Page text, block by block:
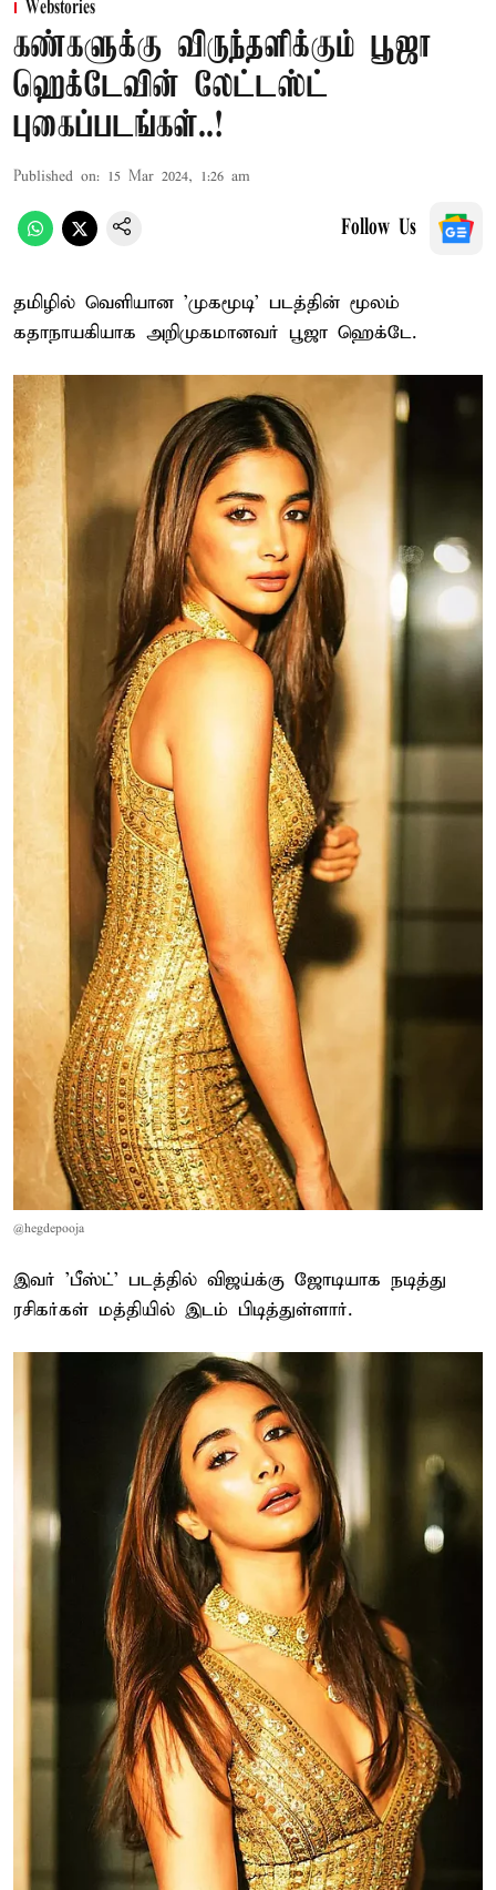
Webstories
கண்களுக்கு விருந்தளிக்கும் பூஜா
ஹெக்டேவின் லேட்டஸ்ட்
புகைப்படங்கள்..!
Published on: 15 Mar 2024, 1:26 am
Follow Us
தமிழில் வெளியான 'முகமூடி' படத்தின் மூலம்
கதாநாயகியாக அறிமுகமானவர் பூஜா ஹெக்டே.
@hegdepooja
இவர் 'பீஸ்ட்' படத்தில் விஜய்க்கு ஜோடியாக நடித்து
ரசிகர்கள் மத்தியில் இடம் பிடித்துள்ளார்.